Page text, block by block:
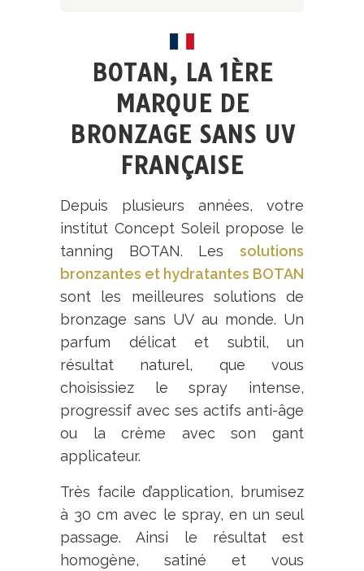
BOTAN, LA 1ÈRE
MARQUE DE
BRONZAGE SANS UV
FRANÇAISE
Depuis plusieurs années, votre
institut Concept Soleil propose le
tanning BOTAN. Les solutions
bronzantes et hydratantes BOTAN
sont les meilleures solutions de
bronzage sans UV au monde. Un
parfum délicat et subtil, un
résultat naturel, que vous
choisissiez le spray intense,
progressif avec ses actifs anti-âge
ou la crème avec son gant
applicateur.
Très facile d’application, brumisez
à 30 cm avec le spray, en un seul
passage. Ainsi le résultat est
homogène, satiné et vous